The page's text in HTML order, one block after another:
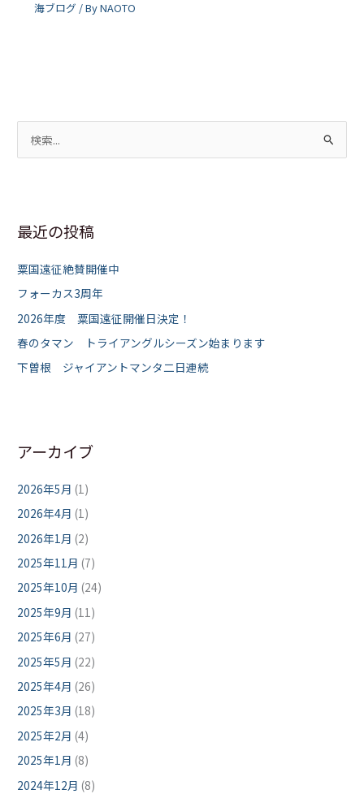
海ブログ / ByNAOTO
索
:最近の投稿
粟国遠征絶賛開催中
フォーカス3周年
2026年度 粟国遠征開催日決定！
春のタマン トライアングルシーズン始まります
下曽根 ジャイアントマンタ二日連続
アーカイブ
2026年5月 (1)
2026年4月 (1)
2026年1月 (2)
2025年11月 (7)
2025年10月 (24)
2025年9月 (11)
2025年6月 (27)
2025年5月 (22)
2025年4月 (26)
2025年3月 (18)
2025年2月 (4)
2025年1月 (8)
2024年12月 (8)